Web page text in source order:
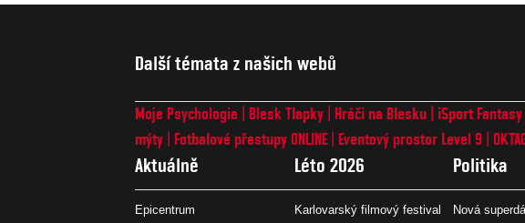
Další témata z našich webů
Moje Psychologie Blesk Tlapky Hráči na Blesku iSport Fantasy
mýty
Fotbalové přestupy ONLINE Eventový prostor Level 9
Aktuálně
Epicentrum
Léto 2026
Karlovarský filmový festival
Politika
Nová